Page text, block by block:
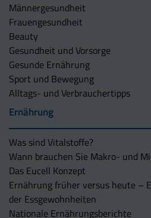
Männergesundheit
Frauengesundheit
Beauty
Gesundheit und Vorsorge
Gesunde Ernährung
Sport und Bewegung
Alltags- und Verbrauchertipps
Ernährung
Was sind Vitalstoffe?
Wann brauchen Sie Makro- und
Das Eucell Konzept
Ernährung früher versus heute –
der Essgewohnheiten
Nationale Ernährungsberichte